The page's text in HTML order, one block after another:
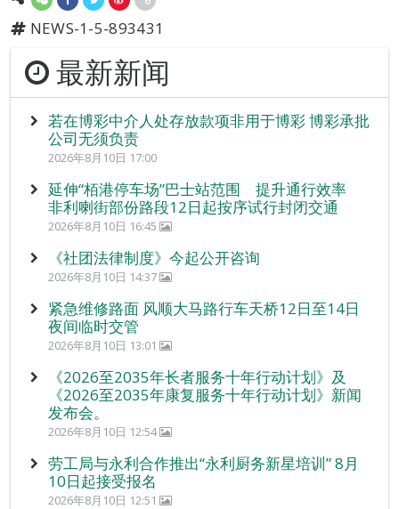
NEWS-1-5-893431
最新新闻
若在博彩中介人处存放款项非用于博彩 博彩承批
公司无须负责
2026年8月10日 17:00
延伸“栢港停车场”巴士站范围 提升通行效率
非利喇街部份路段12日起按序试行封闭交通
2026年8月10日 16:45
《社团法律制度》今起公开咨询
2026年8月10日 14:37
紧急维修路面 风顺大马路行车天桥12日至14日
夜间临时交管
2026年8月10日 13:01
《2026至2035年长者服务十年行动计划》及
《2026至2035年康复服务十年行动计划》新闻
发布会。
2026年8月10日 12:54
劳工局与永利合作推出“永利厨务新星培训” 8月
10日起接受报名
2026年8月10日 12:51